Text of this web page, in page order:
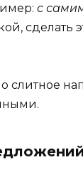
с
сделать
слитное